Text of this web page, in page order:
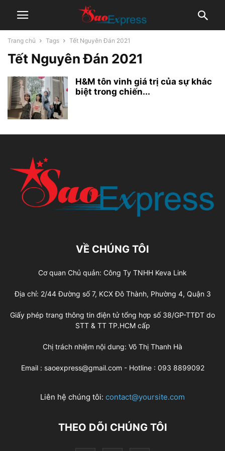
Trang chủ Tags Tết Nguyên Đán 2021
Tết Nguyên Đán 2021
H&M tôn vinh giá trị của sự khác
biệt trong chiến...
VỀ CHÚNG TÔI
Cơ quan Chủ quản: Công Ty TNHH Keva Link
Địa chỉ: 2/44 Đường số 7, KCX Đô Thành, Phường 4, Quận 3
Giấy phép trang thông tin điện tử tổng hợp số 38/GP-TTĐT do
STT & TT TP.HCM cấp
Chị trách nhiệm nội dung: Võ Thị Thanh Hà
Email : saoexpress@gmail.com - Hotline : 093 8899092
Liên hệ chúng tôi: contact@yoursite.com
THEO DÕI CHÚNG TÔI